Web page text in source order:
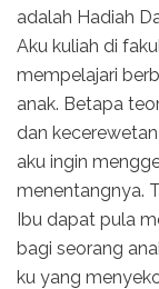
adalah Hadiah
Aku kuliah di
mempelajari
anak. Betapa
dan
aku ingin
menentangnya.
Ibu dapat pula
bagi seorang
ku yang